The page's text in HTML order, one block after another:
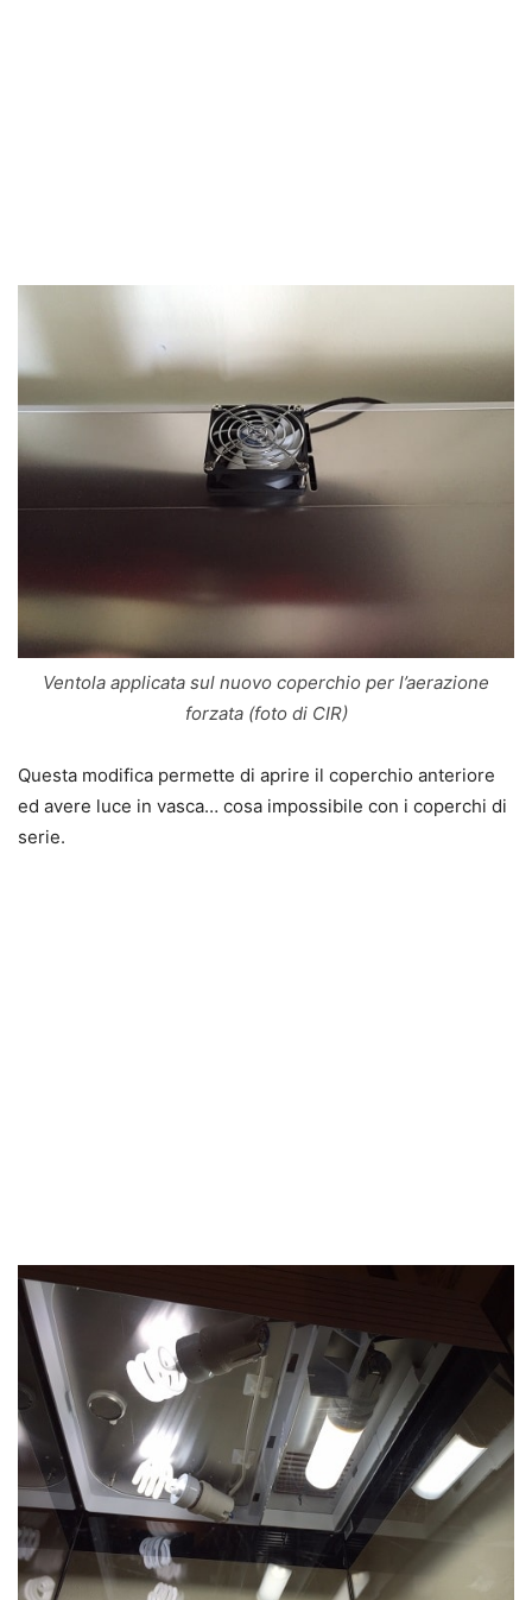
Ventola applicata sul nuovo coperchio per l’aerazione
forzata (foto di CIR)
Questa modifica permette di aprire il coperchio anteriore
ed avere luce in vasca… cosa impossibile con i coperchi di
serie.